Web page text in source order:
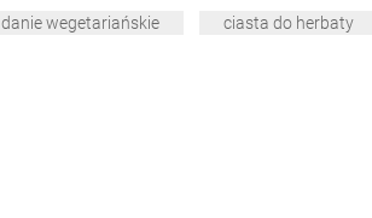
danie wegetariańskie ciasta do herbaty